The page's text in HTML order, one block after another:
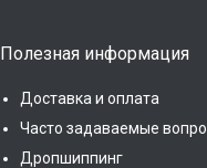
Полезная информация
Доставка и оплата
Часто задаваемые
Дропшиппинг